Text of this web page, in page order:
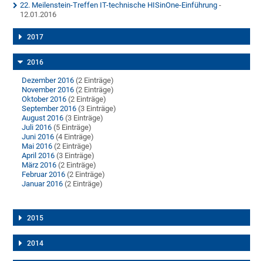
22. Meilenstein-Treffen IT-technische HISinOne-Einführung -
12.01.2016
2017
2016
Dezember 2016 (2 Einträge)
November 2016 (2 Einträge)
Oktober 2016 (2 Einträge)
September 2016 (3 Einträge)
August 2016 (3 Einträge)
Juli 2016 (5 Einträge)
Juni 2016 (4 Einträge)
Mai 2016 (2 Einträge)
April 2016 (3 Einträge)
März 2016 (2 Einträge)
Februar 2016 (2 Einträge)
Januar 2016 (2 Einträge)
2015
2014